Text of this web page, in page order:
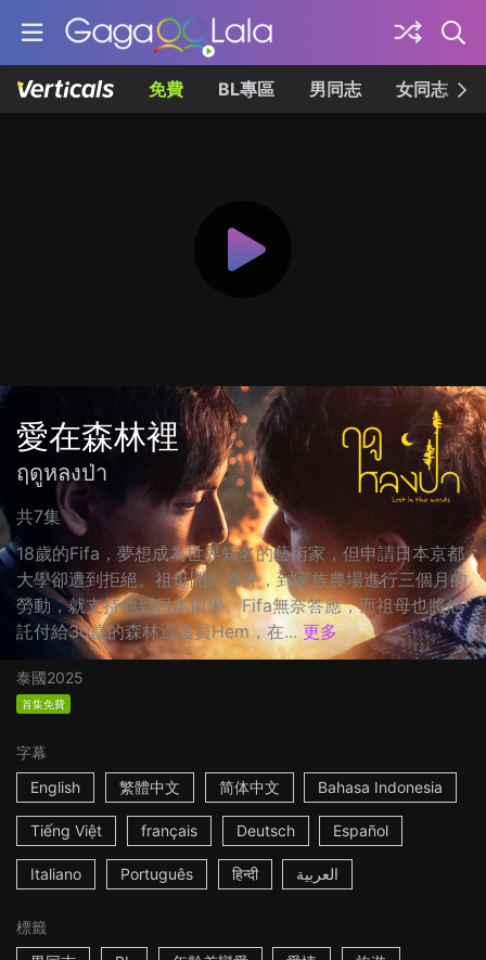
免費 BL專區 男同志 女同志
愛在森林裡
ฤดูหลงป่า
共7集
18歲的Fifa，夢想成為世界知名的藝術家，但申請日本京都
大學卻遭到拒絕。祖母開出條件，到家族農場進行三個月的
勞動，就支持他到日本留學。Fifa無奈答應，而祖母也將他
託付給30歲的森林巡護員Hem，在... 更多
泰國2025
首集免費
字幕
English
繁體中文 简体中文 Bahasa Indonesia
Tiếng Việt français Deutsch Español
Italiano Português हिन्दी العربية
標籤